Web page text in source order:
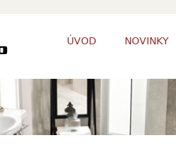
ÚVOD NOVINKY